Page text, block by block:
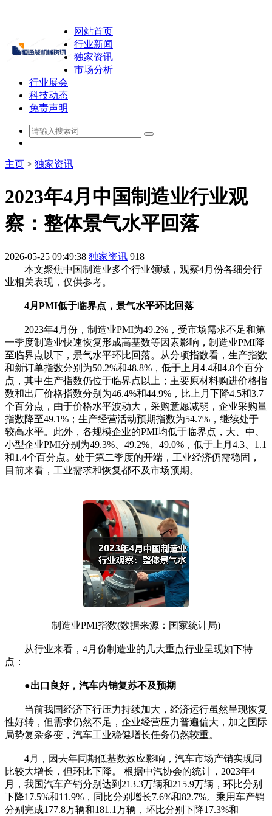
网站首页
行业新闻
独家资讯
市场分析
行业展会
科技动态
免责声明
主页 > 独家资讯
2023年4月中国制造业行业观
察：整体景气水平回落
2026-05-25 09:49:38 独家资讯 918
本文聚焦中国制造业多个行业领域，观察4月份各细分行
业相关表现，仅供参考。
4月PMI低于临界点，景气水平环比回落
2023年4月份，制造业PMI为49.2%，受市场需求不足和第
一季度制造业快速恢复形成高基数等因素影响，制造业PMI降
至临界点以下，景气水平环比回落。从分项指数看，生产指数
和新订单指数分别为50.2%和48.8%，低于上月4.4和4.8个百分
点，其中生产指数仍位于临界点以上；主要原材料购进价格指
数和出厂价格指数分别为46.4%和44.9%，比上月下降4.5和3.7
个百分点，由于价格水平波动大，采购意愿减弱，企业采购量
指数降至49.1%；生产经营活动预期指数为54.7%，继续处于
较高水平。此外，各规模企业的PMI均低于临界点，大、中、
小型企业PMI分别为49.3%、49.2%、49.0%，低于上月4.3、1.1
和1.4个百分点。处于第二季度的开端，工业经济仍需稳固，
目前来看，工业需求和恢复都不及市场预期。
制造业PMI指数(数据来源：国家统计局)
从行业来看，4月份制造业的几大重点行业呈现如下特
点：
●出口良好，汽车内销复苏不及预期
当前我国经济下行压力持续加大，经济运行虽然呈现恢复
性好转，但需求仍然不足，企业经营压力普遍偏大，加之国际
局势复杂多变，汽车工业稳健增长任务仍然较重。
4月，因去年同期低基数效应影响，汽车市场产销实现同
比较大增长，但环比下降。 根据中汽协会的统计，2023年4
月，我国汽车产销分别达到213.3万辆和215.9万辆，环比分别
下降17.5%和11.9%，同比分别增长7.6%和82.7%。乘用车产销
分别完成177.8万辆和181.1万辆，环比分别下降17.3%和